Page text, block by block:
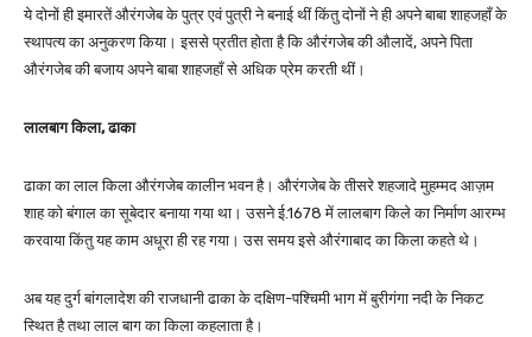
ये दोनों ही इमारतें औरंगजेब के पुत्र एवं पुत्री ने बनाई थीं किंतु दोनों ने ही अपने बाबा शाहजहाँ के
स्थापत्य का अनुकरण किया। इससे प्रतीत होता है कि औरंगजेब की औलादें, अपने पिता
औरंगजेब की बजाय अपने बाबा शाहजहाँ से अधिक प्रेम करती थीं।
लालबाग किला, ढाका
ढाका का लाल किला औरंगजेब कालीन भवन है। औरंगजेब के तीसरे शहजादे मुहम्मद आज़म
शाह को बंगाल का सूबेदार बनाया गया था। उसने ई.1678 में लालबाग किले का निर्माण आरम्भ
करवाया किंतु यह काम अधूरा ही रह गया। उस समय इसे औरंगाबाद का किला कहते थे।
अब यह दुर्ग बांगलादेश की राजधानी ढाका के दक्षिण-पश्चिमी भाग में बुरीगंगा नदी के निकट
स्थित है तथा लाल बाग का किला कहलाता है।